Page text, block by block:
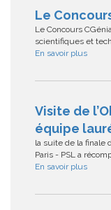
Le
Le Concours
scientifiques et
En savoir plus
Visite de
équipe
la suite de la finale
Paris - PSL a
En savoir plus